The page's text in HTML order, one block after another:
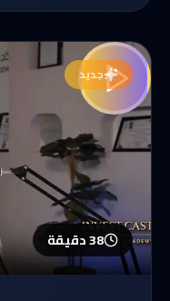
38 دقيقة
جديد